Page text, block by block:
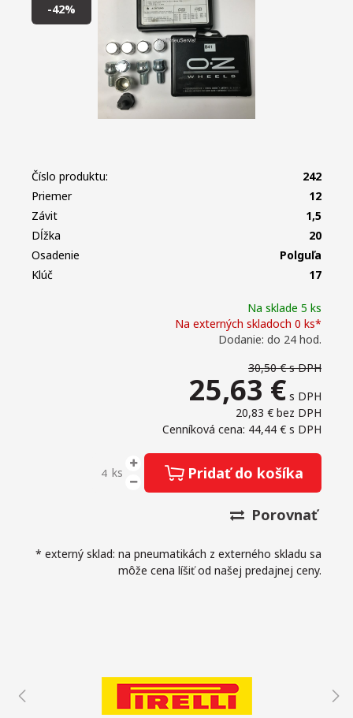
-42%
Na sklade 5 ks
Na externých skladoch 0 ks*
Dodanie: do 24 hod.
30,50 €s DPH
25,63 € s DPH
20,83 € bez DPH
Cenníková cena: 44,44 € s DPH
ks Pridať do košíka
Porovnať
* externý sklad: na pneumatikách z externého skladu sa
môže cena líšiť od našej predajnej ceny.
Číslo produktu:
242
Priemer
12
Závit
1,5
Dĺžka
20
Osadenie
Polguľa
Klúč
17